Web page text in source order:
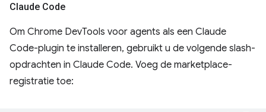
Claude Code
Om Chrome DevTools voor agents als een Claude
Code-plugin te installeren, gebruikt u de volgende slash-
opdrachten in Claude Code. Voeg de marketplace-
registratie toe: